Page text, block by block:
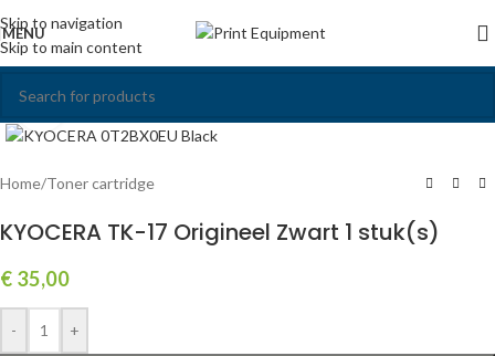
Skip to navigation
Skip to main content
MENU
Click to enlarge
Home/Toner cartridge
KYOCERA TK-17 Origineel Zwart 1 stuk(s)
€ 35,00
- +